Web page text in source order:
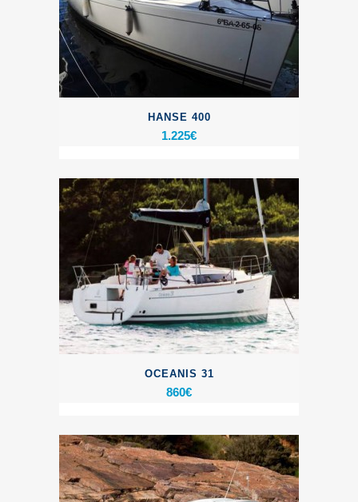
HANSE 400
1.225€
OCEANIS 31
860€